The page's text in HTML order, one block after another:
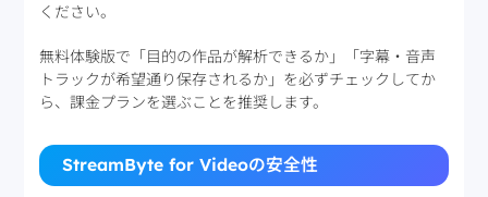
ください。
無料体験版で「目的の作品が解析できるか」「字幕・音声
トラックが希望通り保存されるか」を必ずチェックしてか
ら、課金プランを選ぶことを推奨します。
StreamByte for Videoの安全性